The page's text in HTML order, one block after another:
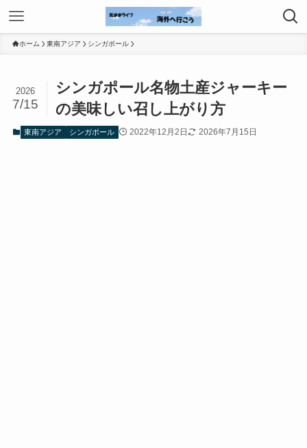
ホーム 東南アジア シンガポール
シンガポール名物土産ジャーキー
の美味しい召し上がり方
2026
7/15
東南アジア シンガポール 2022年12月2日 2026年7月15日